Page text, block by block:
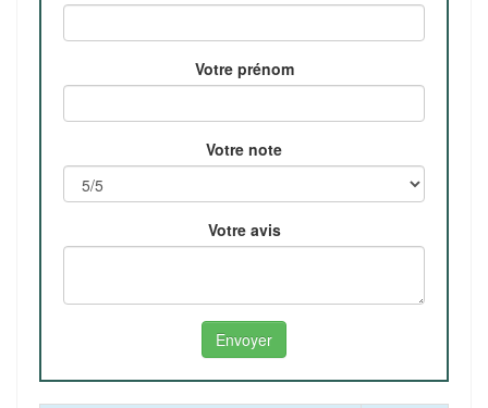
Votre prénom
Votre note
Votre avis